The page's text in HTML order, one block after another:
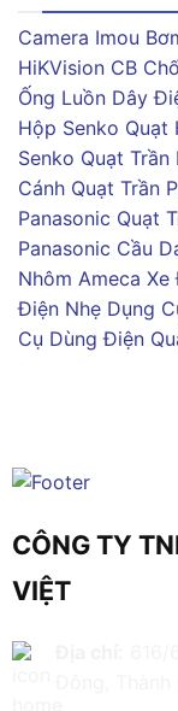
Camera Imou
HiKVision CB
Ống Luồn Dây
Hộp Senko Quạt
Senko Quạt Trần
Cánh Quạt Trần
Panasonic Quạt
Panasonic Cầu
Nhôm Ameca Xe
Điện Nhẹ Dụng
Cụ Dùng Điện
CÔNG TY
VIỆT